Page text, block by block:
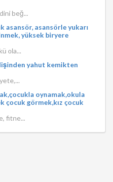
beğ...
asansör, asansörle yukarı
yüksek biryere
ola...
yahut kemikten
oynamak,okula
çocuk görmek,kız çocuk
fitne...